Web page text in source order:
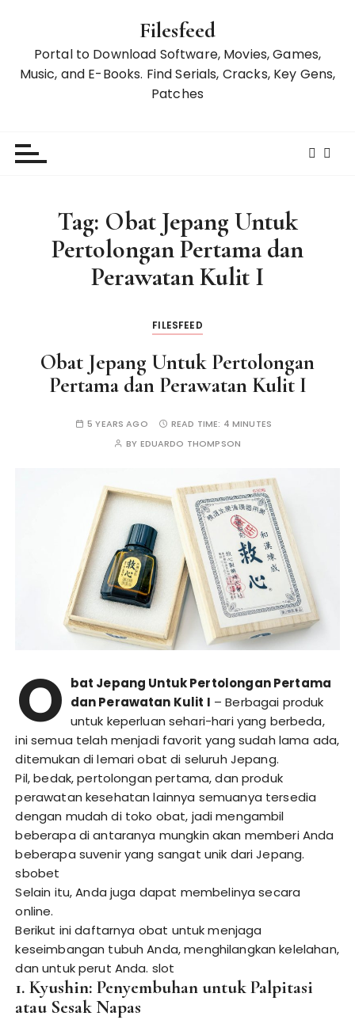
Filesfeed
Portal to Download Software, Movies, Games,
Music, and E-Books. Find Serials, Cracks, Key Gens,
Patches
Tag: Obat Jepang Untuk
Pertolongan Pertama dan
Perawatan Kulit I
FILESFEED
Obat Jepang Untuk Pertolongan
Pertama dan Perawatan Kulit I
5 YEARS AGO READ TIME: 4 MINUTES
BY EDUARDO THOMPSON
O bat Jepang Untuk Pertolongan Pertama
dan Perawatan Kulit I – Berbagai produk
untuk keperluan sehari-hari yang berbeda,
ini semua telah menjadi favorit yang sudah lama ada,
ditemukan di lemari obat di seluruh Jepang.
Pil, bedak, pertolongan pertama, dan produk
perawatan kesehatan lainnya semuanya tersedia
dengan mudah di toko obat, jadi mengambil
beberapa di antaranya mungkin akan memberi Anda
beberapa suvenir yang sangat unik dari Jepang.
sbobet
Selain itu, Anda juga dapat membelinya secara
online.
Berikut ini daftarnya obat untuk menjaga
keseimbangan tubuh Anda, menghilangkan kelelahan,
dan untuk perut Anda. slot
1. Kyushin: Penyembuhan untuk Palpitasi
atau Sesak Napas